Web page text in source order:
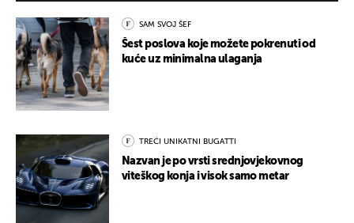
SAM SVOJ ŠEF
Šest poslova koje možete pokrenuti od
kuće uz minimalna ulaganja
TREĆI UNIKATNI BUGATTI
Nazvan je po vrsti srednjovjekovnog
viteškog konja i visok samo metar